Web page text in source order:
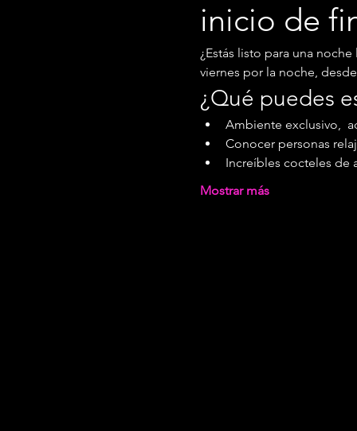
inicio de
¿Estás listo para una
viernes por la noche,
¿Qué puedes
Ambiente exclusivo,
Conocer personas
Increíbles cocteles de
Mostrar más